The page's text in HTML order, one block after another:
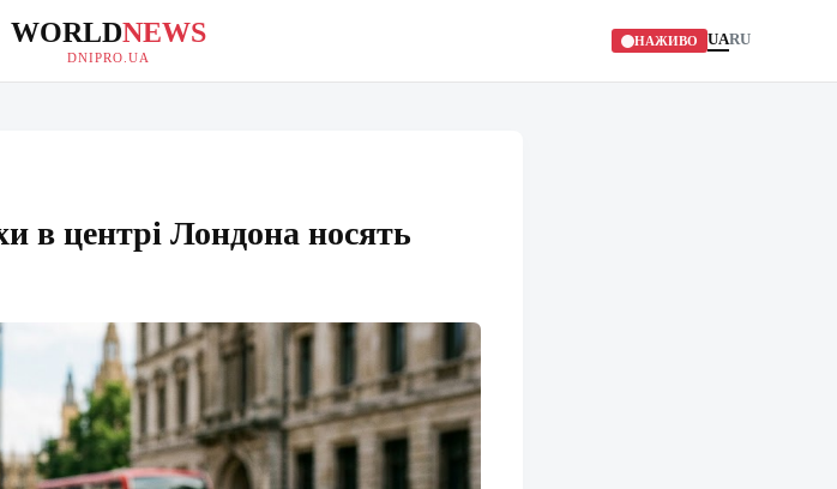
WORLDNEWS
DNIPRO.UA
НАЖИВО UARU
в центрі Лондона носять